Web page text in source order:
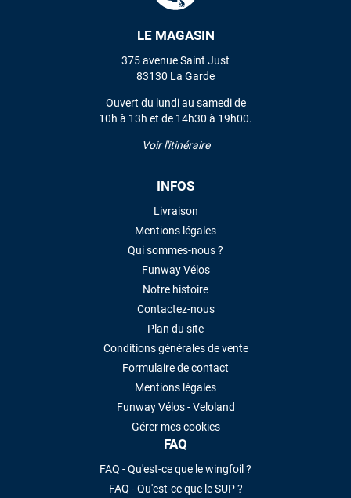
LE MAGASIN
375 avenue Saint Just
83130 La Garde
Ouvert du lundi au samedi de
10h à 13h et de 14h30 à 19h00.
Voir l'itinéraire
INFOS
Livraison
Mentions légales
Qui sommes-nous ?
Funway Vélos
Notre histoire
Contactez-nous
Plan du site
Conditions générales de vente
Formulaire de contact
Mentions légales
Funway Vélos - Veloland
Gérer mes cookies
FAQ
FAQ - Qu'est-ce que le wingfoil ?
FAQ - Qu'est-ce que le SUP ?
VOIR TOUS LES AVIS
LAISSER UN AVIS